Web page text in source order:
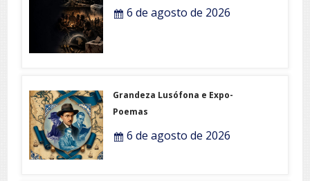
6 de agosto de 2026
Grandeza Lusófona e Expo-
Poemas
6 de agosto de 2026